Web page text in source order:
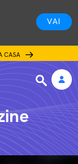
VAI
CASA